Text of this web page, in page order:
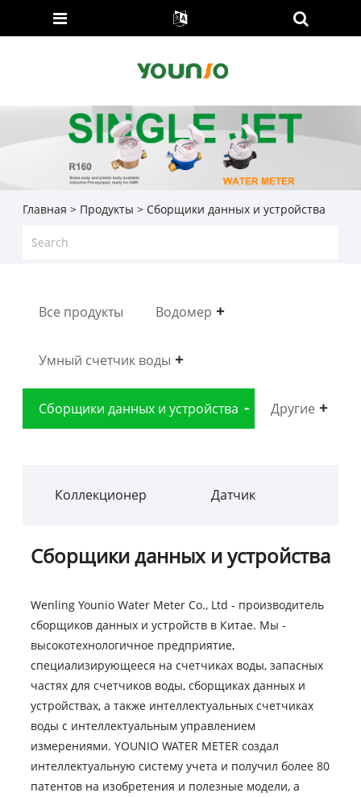
Главная > Продукты > Сборщики данных и устройства
Все продукты Водомер
Умный счетчик воды
Сборщики данных и устройства Другие
Коллекционер Датчик
Сборщики данных и устройства
Wenling Younio Water Meter Co., Ltd - производитель
сборщиков данных и устройств в Китае. Мы -
высокотехнологичное предприятие,
специализирующееся на счетчиках воды, запасных
частях для счетчиков воды, сборщиках данных и
устройствах, а также интеллектуальных счетчиках
воды с интеллектуальным управлением
измерениями. YOUNIO WATER METER создал
интеллектуальную систему учета и получил более 80
патентов на изобретения и полезные модели, а